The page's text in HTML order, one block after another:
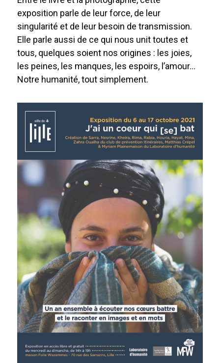
exposition parle de leur force, de leur
singularité et de leur besoin de transmission.
Elle parle aussi de ce qui nous unit toutes et
tous, quelques soient nos origines : les joies,
les peines, les manques, les espoirs, l’amour…
Notre humanité, tout simplement.